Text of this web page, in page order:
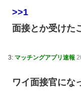
>>1
面接とか受けた
3: マッチングアプリ速報
ワイ面接官にな